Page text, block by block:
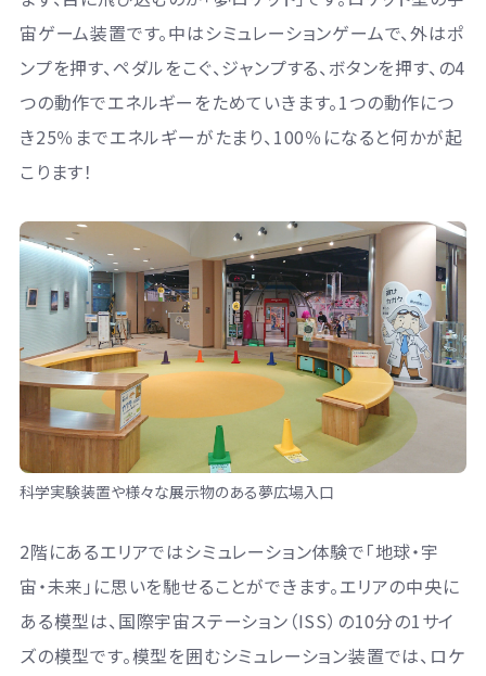
宙ゲーム装置です。中はシミュレーションゲームで、外はポ
ンプを押す、ペダルをこぐ、ジャンプする、ボタンを押す、の4
つの動作でエネルギーをためていきます。1つの動作につ
き25％までエネルギーがたまり、100％になると何かが起
こります！
科学実験装置や様々な展示物のある夢広場入口
2階にあるエリアではシミュレーション体験で「地球・宇
宙・未来」に思いを馳せることができます。エリアの中央に
ある模型は、国際宇宙ステーション（ISS）の10分の1サイ
ズの模型です。模型を囲むシミュレーション装置では、ロケ